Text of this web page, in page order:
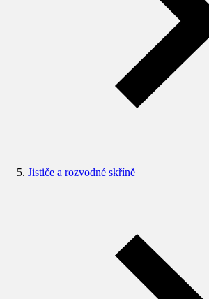
Jističe a rozvodné skříně